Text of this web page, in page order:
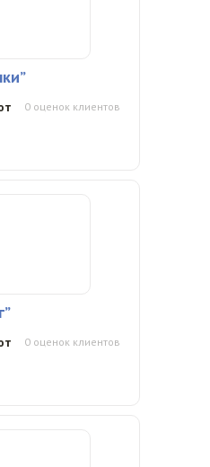
0 оценок клиентов
0 оценок клиентов